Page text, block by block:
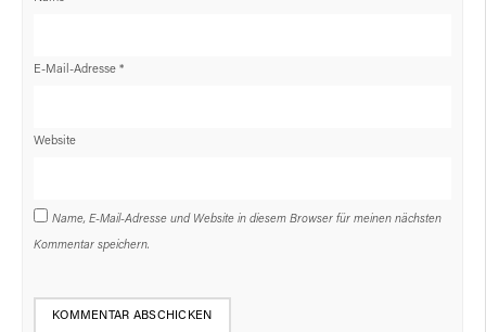
E-Mail-Adresse *
Website
Name, E-Mail-Adresse und Website in diesem Browser für meinen nächsten
Kommentar speichern.